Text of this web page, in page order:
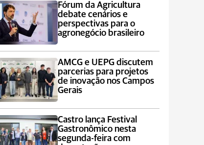
Fórum da Agricultura
debate cenários e
perspectivas para o
agronegócio brasileiro
AMCG e UEPG discutem
parcerias para projetos
de inovação nos Campos
Gerais
Castro lança Festival
Gastronômico nesta
segunda-feira com